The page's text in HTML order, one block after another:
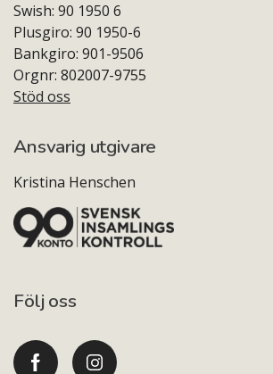
Swish: 90 1950 6
Plusgiro: 90 1950-6
Bankgiro: 901-9506
Orgnr: 802007-9755
Stöd oss
Ansvarig utgivare
Kristina Henschen
Följ oss